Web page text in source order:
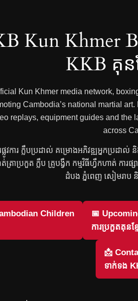
Kun Khmer
KKB គុនខ្
Kun Khmer media network,
Cambodia’s national martial
replays, equipment guides and
across
ផ្លូវការ ក្លឹបប្រដាល់ គម្រោងអភិវឌ្ឍអ្នកប្រដ
ត្រាប្រកួត ក្លឹប គ្រូបង្វឹក កម្មវិធីហ្វឹកហាត់ ក
ដំបង ភ្នំពេញ សៀមរាប
Children
📅
ការប្រកួតគុនខ្
📩
ទាក់ទង